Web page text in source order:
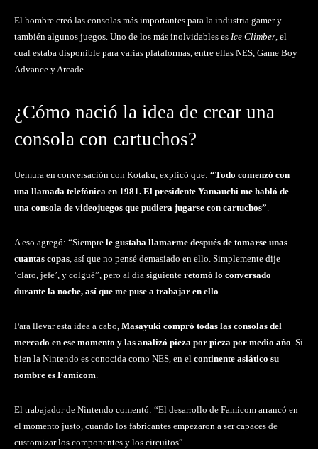
El hombre creó las consolas más importantes para la industria gamer y
también algunos juegos. Uno de los más inolvidables es Ice Climber, el
cual estaba disponible para varias plataformas, entre ellas NES, Game Boy
Advance y Arcade.
¿Cómo nació la idea de crear una
consola con cartuchos?
Uemura en conversación con Kotaku, explicó que: “Todo comenzó con
una llamada telefónica en 1981. El presidente Yamauchi me habló de
una consola de videojuegos que pudiera jugarse con cartuchos”.
A eso agregó: “Siempre le gustaba llamarme después de tomarse unas
cuantas copas, así que no pensé demasiado en ello. Simplemente dije
‘claro, jefe’, y colgué”, pero al día siguiente retomó lo conversado
durante la noche, así que me puse a trabajar en ello.
Para llevar esta idea a cabo, Masayuki compró todas las consolas del
mercado en ese momento y las analizó pieza por pieza por medio año. Si
bien la Nintendo es conocida como NES, en el continente asiático su
nombre es Famicom.
El trabajador de Nintendo comentó: “El desarrollo de Famicom arrancó en
el momento justo, cuando los fabricantes empezaron a ser capaces de
customizar los componentes y los circuitos”.